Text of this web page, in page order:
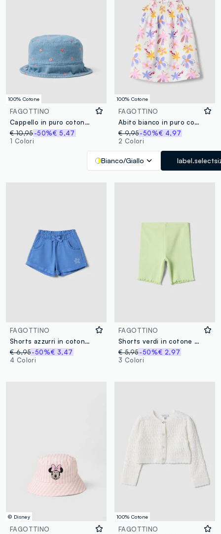
100% Cotone
FAGOTTINO
Cappello in puro cotone denim azzurro da bimba con ricami floreali
€ 10,95-50%€ 5,47
1 Colori
100% Cotone
FAGOTTINO
Abito bianco in puro cotone con fantasia floreale per bimba
€ 9,95-50%€ 4,97
2 Colori
Bianco/Giallo
FAGOTTINO
Shorts azzurri in cotone elasticizzato da bimba con fiocco
€ 6,95-50%€ 3,47
4 Colori
FAGOTTINO
Shorts verdi in cotone elasticizzato a costine da bimba regular fit
€ 5,95-50%€ 2,97
3 Colori
© Disney
FAGOTTINO
100% Cotone
FAGOTTINO